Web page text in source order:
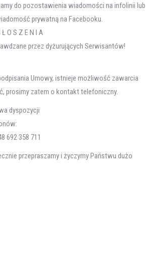
do pozostawienia wiadomości na infolinii lub
prywatną na Facebooku.
Ł O S Z E N I A
przez dyżurujących Serwisantów!
Umowy, istnieje możliwość zawarcia
prosimy zatem o kontakt telefoniczny.
dyspozycji
692 358 711
przepraszamy i życzymy Państwu dużo